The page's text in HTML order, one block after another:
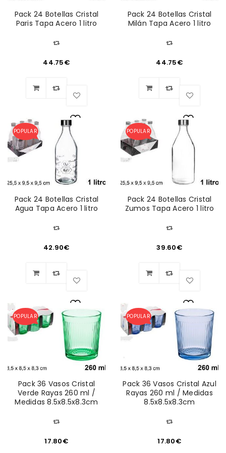
Pack 24 Botellas Cristal
Paris Tapa Acero 1 litro
44.75€
Lista
de
deseos
Pack 24 Botellas Cristal
Milán Tapa Acero 1 litro
44.75€
Lista
de
POPULAR
Pack 24 Botellas Cristal
Agua Tapa Acero 1 litro
42.90€
Lista
deseos
POPULAR
Pack 24 Botellas Cristal
Zumos Tapa Acero 1 litro
39.60€
Lista
deseos
POPULAR
Pack 36 Vasos Cristal
Verde Rayas 260 ml /
Medidas 8.5x8.5x8.3cm
17.80€
POPULAR
Pack 36 Vasos Cristal Azul
Rayas 260 ml / Medidas
8.5x8.5x8.3cm
17.80€